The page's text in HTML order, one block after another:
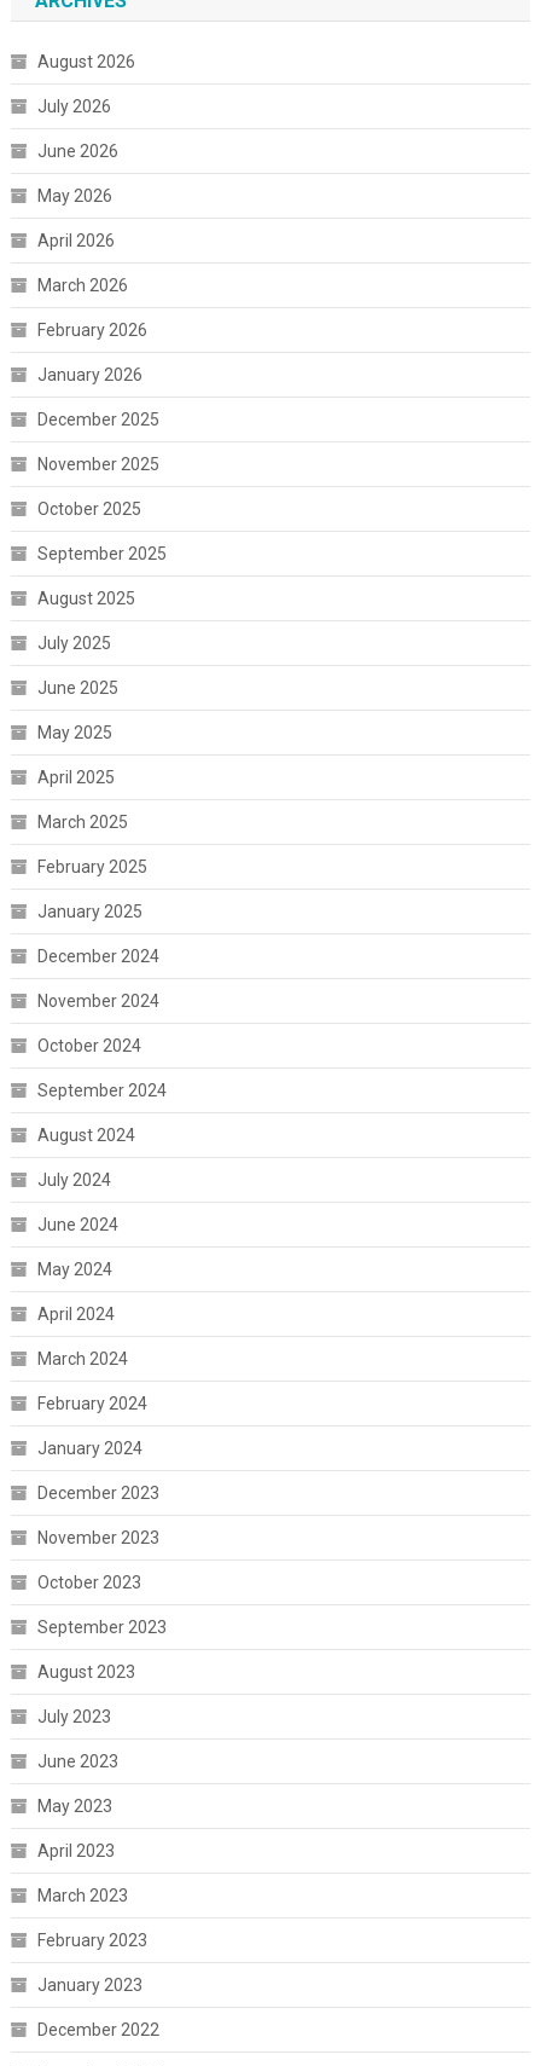
August 2026
July 2026
June 2026
May 2026
April 2026
March 2026
February 2026
January 2026
December 2025
November 2025
October 2025
September 2025
August 2025
July 2025
June 2025
May 2025
April 2025
March 2025
February 2025
January 2025
December 2024
November 2024
October 2024
September 2024
August 2024
July 2024
June 2024
May 2024
April 2024
March 2024
February 2024
January 2024
December 2023
November 2023
October 2023
September 2023
August 2023
July 2023
June 2023
May 2023
April 2023
March 2023
February 2023
January 2023
December 2022